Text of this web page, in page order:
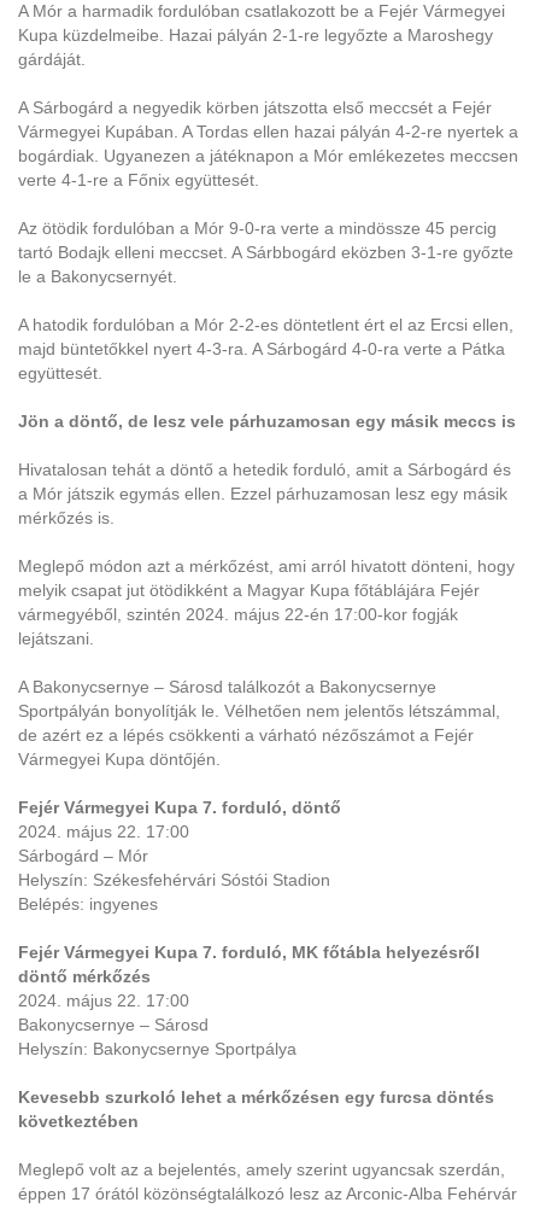
A Mór a harmadik fordulóban csatlakozott be a Fejér Vármegyei
Kupa küzdelmeibe. Hazai pályán 2-1-re legyőzte a Maroshegy
gárdáját.
A Sárbogárd a negyedik körben játszotta első meccsét a Fejér
Vármegyei Kupában. A Tordas ellen hazai pályán 4-2-re nyertek a
bogárdiak. Ugyanezen a játéknapon a Mór emlékezetes meccsen
verte 4-1-re a Főnix együttesét.
Az ötödik fordulóban a Mór 9-0-ra verte a mindössze 45 percig
tartó Bodajk elleni meccset. A Sárbbogárd eközben 3-1-re győzte
le a Bakonycsernyét.
A hatodik fordulóban a Mór 2-2-es döntetlent ért el az Ercsi ellen,
majd büntetőkkel nyert 4-3-ra. A Sárbogárd 4-0-ra verte a Pátka
együttesét.
Jön a döntő, de lesz vele párhuzamosan egy másik meccs is
Hivatalosan tehát a döntő a hetedik forduló, amit a Sárbogárd és
a Mór játszik egymás ellen. Ezzel párhuzamosan lesz egy másik
mérkőzés is.
Meglepő módon azt a mérkőzést, ami arról hivatott dönteni, hogy
melyik csapat jut ötödikként a Magyar Kupa főtáblájára Fejér
vármegyéből, szintén 2024. május 22-én 17:00-kor fogják
lejátszani.
A Bakonycsernye – Sárosd találkozót a Bakonycsernye
Sportpályán bonyolítják le. Vélhetően nem jelentős létszámmal,
de azért ez a lépés csökkenti a várható nézőszámot a Fejér
Vármegyei Kupa döntőjén.
Fejér Vármegyei Kupa 7. forduló, döntő
2024. május 22. 17:00
Sárbogárd – Mór
Helyszín: Székesfehérvári Sóstói Stadion
Belépés: ingyenes
Fejér Vármegyei Kupa 7. forduló, MK főtábla helyezésről
döntő mérkőzés
2024. május 22. 17:00
Bakonycsernye – Sárosd
Helyszín: Bakonycsernye Sportpálya
Kevesebb szurkoló lehet a mérkőzésen egy furcsa döntés
következtében
Meglepő volt az a bejelentés, amely szerint ugyancsak szerdán,
éppen 17 órától közönségtalálkozó lesz az Arconic-Alba Fehérvár